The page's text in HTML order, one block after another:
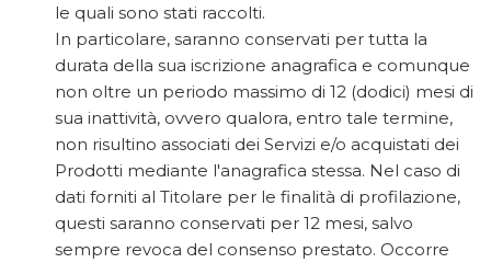
le quali sono stati raccolti.
In particolare, saranno conservati per tutta la
durata della sua iscrizione anagrafica e comunque
non oltre un periodo massimo di 12 (dodici) mesi di
sua inattività, ovvero qualora, entro tale termine,
non risultino associati dei Servizi e/o acquistati dei
Prodotti mediante l'anagrafica stessa. Nel caso di
dati forniti al Titolare per le finalità di profilazione,
questi saranno conservati per 12 mesi, salvo
sempre revoca del consenso prestato. Occorre